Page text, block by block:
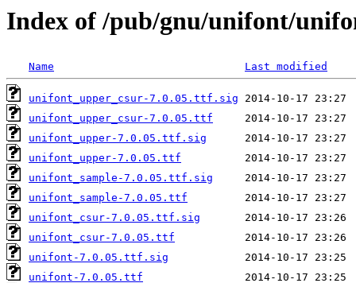
Index of /pub/gnu/unifont/
Name Last modified
unifont_upper_csur-7.0.05.ttf.sig
unifont_upper_csur-7.0.05.ttf
unifont_upper-7.0.05.ttf.sig
unifont_upper-7.0.05.ttf
unifont_sample-7.0.05.ttf.sig
unifont_sample-7.0.05.ttf
unifont_csur-7.0.05.ttf.sig
unifont_csur-7.0.05.ttf
unifont-7.0.05.ttf.sig
unifont-7.0.05.ttf